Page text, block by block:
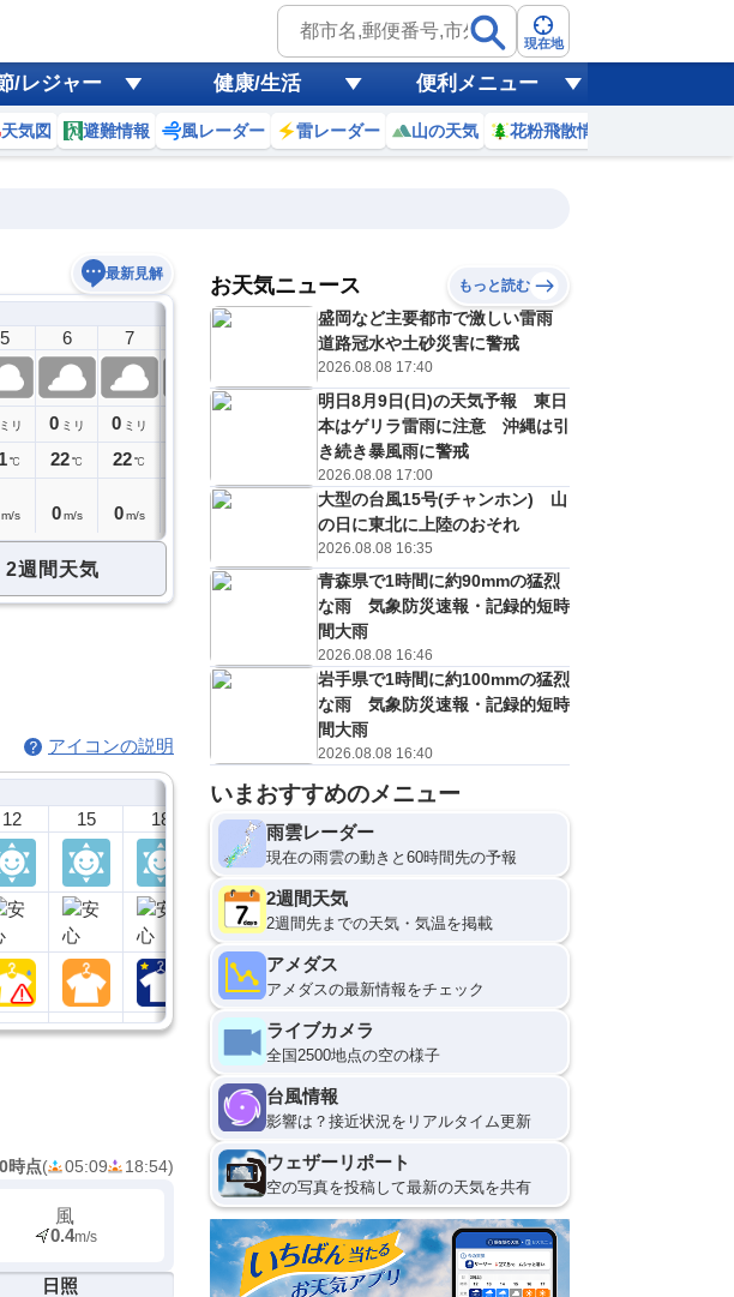
現在地
/レジャー 健康/生活 便利メニュー
天気図 避難情報 風レーダー 雷レーダー 山の天気 花粉飛散情報
最新見解
5
ミリ
℃
m/s
6
0 ミリ
22℃
0 m/s
7
0 ミリ
22℃
0 m/s
10
ミリ
℃
11
0 ミリ
31 ℃
1m/s
12
0 ミリ
32℃
2m/s
13
0 ミリ
2 m/s
0ミリ
2
2週間天気
アイコンの説明
12 15 18 21
10日(月)
時点( 05:09 18:54)
風
0.4m/s
日照
お天気ニュース もっと読む
盛岡など主要都市で激しい雷雨
道路冠水や土砂災害に警戒
2026.08.08 17:40
明日8月9日(日)の天気予報 東日
本はゲリラ雷雨に注意 沖縄は引
き続き暴風雨に警戒
2026.08.08 17:00
大型の台風15号(チャンホン) 山
の日に東北に上陸のおそれ
2026.08.08 16:35
青森県で1時間に約90mmの猛烈
な雨 気象防災速報・記録的短時
間大雨
2026.08.08 16:46
岩手県で1時間に約100mmの猛烈
な雨 気象防災速報・記録的短時
間大雨
2026.08.08 16:40
いまおすすめのメニュー
雨雲レーダー
現在の雨雲の動きと60時間先の予報
2週間天気
2週間先までの天気・気温を掲載
アメダス
アメダスの最新情報をチェック
ライブカメラ
全国2500地点の空の様子
台風情報
影響は？接近状況をリアルタイム更新
ウェザーリポート
空の写真を投稿して最新の天気を共有